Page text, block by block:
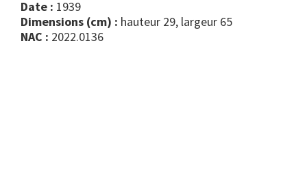
Date : 1939
Dimensions (cm) : hauteur 29, largeur 65
NAC : 2022.0136